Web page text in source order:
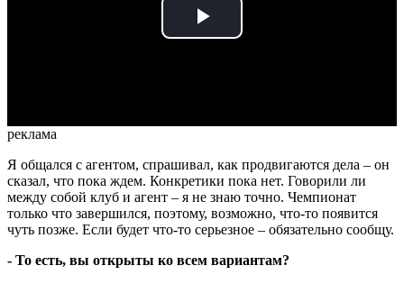
Play
реклама
Я общался с агентом, спрашивал, как продвигаются дела – он
сказал, что пока ждем. Конкретики пока нет. Говорили ли
между собой клуб и агент – я не знаю точно. Чемпионат
только что завершился, поэтому, возможно, что-то появится
чуть позже. Если будет что-то серьезное – обязательно сообщу.
- То есть, вы открыты ко всем вариантам?